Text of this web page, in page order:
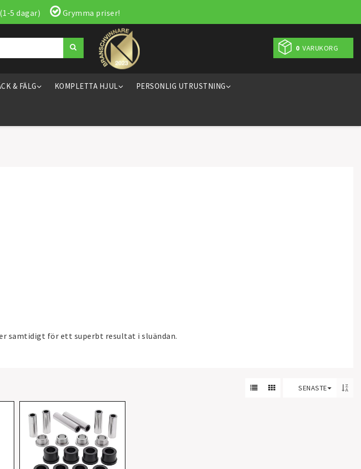
5 dagar) Grymma priser!
0 VARUKORG
& FÄLG KOMPLETTA HJUL PERSONLIG UTRUSTNING
samtidigt för ett superbt resultat i sluändan.
SENASTE